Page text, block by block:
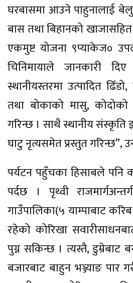
घरबासमा आउने पाहुनालाई
बास तथा बिहानको खाजासहित
एकमुष्ट योजना ९प्याकेज०
चिनिमायाले जानकारी
स्थानीयस्तरमा उत्पादित
तथा बोकाको मासु,
गरिन्छ । साथै स्थानीय
घाटु नृत्यसमेत प्रस्तुत गरिन्छ”,
पर्यटन पहुँचका हिसाबले पनि
पर्दछ । पृथ्वी
गाउँपालिका(५ याम्पाबाट
रहेको कोरिखा
पुग्न सकिन्छ । त्यस्तै, डुम्रेबाट
बजारबाट बाहुन भञ्ज्याङ पार